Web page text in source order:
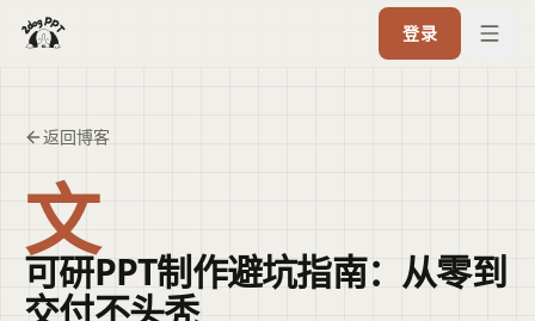
登录
返回博客
文
可研PPT制作避坑指南：从零到
交付不头秃